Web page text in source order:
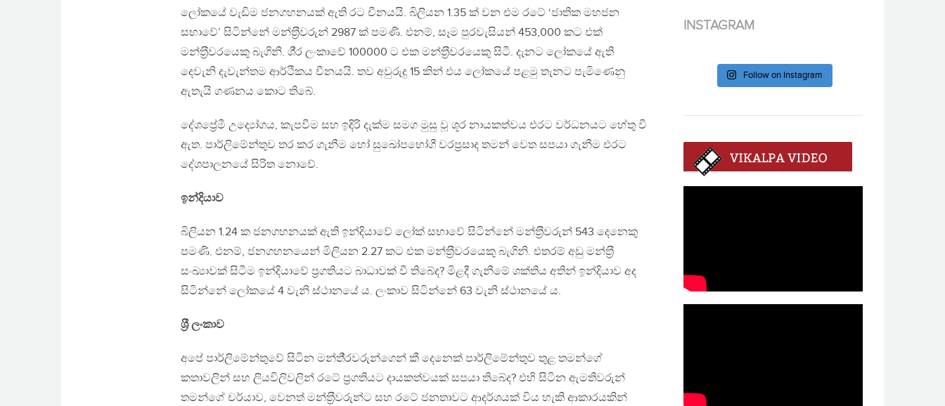
ලෝකයේ වැඩිම ජනගහනයක් ඇති රට චීනයයි. බිලියන 1.35 ක් වන එම රටේ ‘ජාතික මහජන
සභාවේ’ සිටින්නේ මන්ත‍්‍රීවරුන් 2987 ක් පමණි. එනම්, සෑම පුරවැසියන් 453,000 කට එක්
මන්ත‍්‍රීවරයෙකු බැගිනි. ශී‍්‍ර ලංකාවේ 100000 ට එක මන්ත‍්‍රීවරයෙකු සිටී. දැනට ලෝකයේ ඇති
දෙවැනි දැවැන්තම ආර්ථිකය චීනයයි. තව අවුරුදු 15 කින් එය ලෝකයේ පළමු තැනට පැමිණෙනු
ඇතැයි ගණනය කොට තිබේ.
දේශප්‍රේමී උද්‍යෝගය, කැපවීම සහ ඉදිරි දැක්ම සමග මුසු වූ ශූර නායකත්වය එරට වර්ධනයට හේතු වී
ඇත. පාර්ලිමේන්තුව තර කර ගැනීම හෝ සුඛෝපභෝගී වරප‍්‍රසාද තමන් වෙත සපයා ගැනීම එරට
දේශපාලනයේ සිරිත නොවේ.
ඉන්දියාව
බිලියන 1.24 ක ජනගහනයක් ඇති ඉන්දියාවේ ලෝක් සභාවේ සිටින්නේ මන්ත‍්‍රීවරුන් 543 දෙනෙකු
පමණි. එනම්, ජනගහනයෙන් මිලියන 2.27 කට එක මන්ත‍්‍රීවරයෙකු බැගිනි. එතරම් අඩු මන්ත‍්‍රී
සංඛ්‍යාවක් සිටීම ඉන්දියාවේ ප‍්‍රගතියට බාධාවක් වී තිබේද? මිළදී ගැනීමේ ශක්තිය අතින් ඉන්දියාව අද
සිටින්නේ ලෝකයේ 4 වැනි ස්ථානයේ ය. ලංකාව සිටින්නේ 63 වැනි ස්ථානයේ ය.
ශ‍්‍රී ලංකාව
අපේ පාර්ලිමේන්තුවේ සිටින මන්තී‍්‍රවරුන්ගෙන් කී දෙනෙක් පාර්ලිමේන්තුව තුළ තමන්ගේ
කතාවලින් සහ ලියවිලිවලින් රටේ ප‍්‍රගතියට දායකත්වයක් සපයා තිබේද? එහි සිටින ඇමතිවරුන්
තමන්ගේ චර්යාව, වෙනත් මන්ත‍්‍රීවරුන්ට සහ රටේ ජනතාවට ආදර්ශයක් විය හැකි ආකාරයකින්
INSTAGRAM
Follow on Instagram